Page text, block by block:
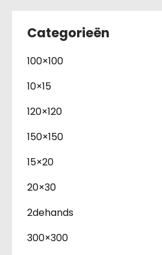
Categorieën
100×100
10×15
120×120
150×150
15×20
20×30
2dehands
300×300